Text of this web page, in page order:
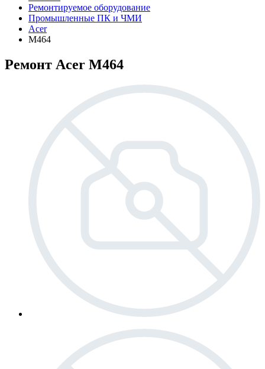
Ремонтируемое оборудование
Промышленные ПК и ЧМИ
Acer
M464
Ремонт Acer M464